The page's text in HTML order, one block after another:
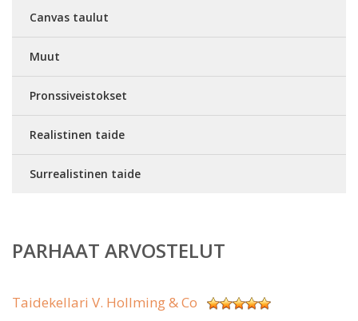
Canvas taulut
Muut
Pronssiveistokset
Realistinen taide
Surrealistinen taide
PARHAAT ARVOSTELUT
Taidekellari V. Hollming & Co